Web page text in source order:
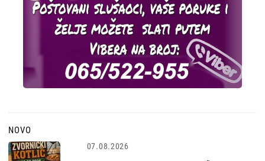
NOVO
07.08.2026